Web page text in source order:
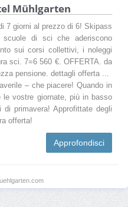
Mühlgarten
7 giorni al prezzo di 6! Skipass
di sci che aderiscono
sui corsi collettivi, i noleggi
sci. 7=6 560 €. OFFERTA. da
pensione. dettagli offerta ...
– che piacere! Quando in
le vostre giornate, più in basso
primavera! Approfittate degli
offerta!
Approfondisci